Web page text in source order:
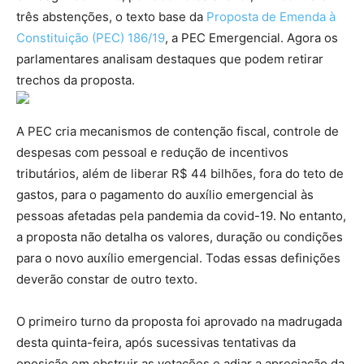
três abstenções, o texto base da Proposta de Emenda à
Constituição (PEC) 186/19, a PEC Emergencial. Agora os
parlamentares analisam destaques que podem retirar
trechos da proposta.
A PEC cria mecanismos de contenção fiscal, controle de
despesas com pessoal e redução de incentivos
tributários, além de liberar R$ 44 bilhões, fora do teto de
gastos, para o pagamento do auxílio emergencial às
pessoas afetadas pela pandemia da covid-19. No entanto,
a proposta não detalha os valores, duração ou condições
para o novo auxílio emergencial. Todas essas definições
deverão constar de outro texto.
O primeiro turno da proposta foi aprovado na madrugada
desta quinta-feira, após sucessivas tentativas da